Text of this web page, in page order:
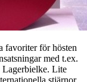
favoriter för hösten
med t.ex.
Lagerbielke. Lite